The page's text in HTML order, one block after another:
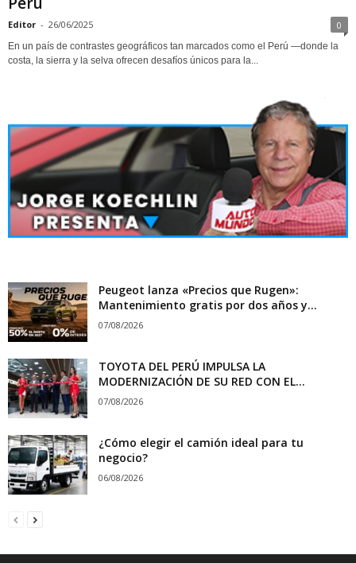
Editor - 26/06/2025 0
En un país de contrastes geográficos tan marcados como el Perú —donde la
costa, la sierra y la selva ofrecen desafíos únicos para la...
Peugeot lanza «Precios que Rugen»:
Mantenimiento gratis por dos años y...
07/08/2026
TOYOTA DEL PERÚ IMPULSA LA
MODERNIZACIÓN DE SU RED CON EL...
07/08/2026
¿Cómo elegir el camión ideal para tu
negocio?
06/08/2026